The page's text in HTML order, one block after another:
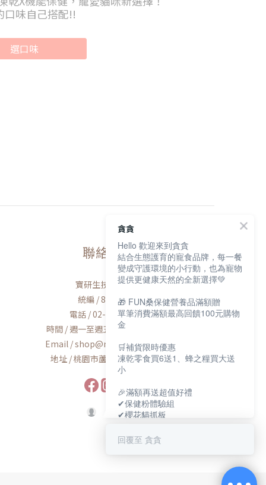
口味自己搭配!!
選口味
聯絡我們
寶研生技有限公司
統編 / 83163768
電話 / 02-2600-8552
時間 / 週一至週五AM9:00-PM6:00
Email / shop@munchee.com.tw
地址 / 桃園市蘆竹區南工路56號
貪貪
Hello 歡迎來到貪貪
結合生態護育的寵食品牌，每一餐
變成守護環境的小行動，也為寵物
提供更健康天然的全新選擇💚
🎁 FUN桑保健營養品滿額贈
單筆消費滿額最高回饋100元購物
金
🛒補貨限時優惠
凍乾零食買6送1、蜂之糧買大送
小
🎉滿額再送超值好禮
✔保健粉體驗組
✔櫻花貓抓板
😺新朋友加LINE領取免費罐罐
回覆至 貪貪